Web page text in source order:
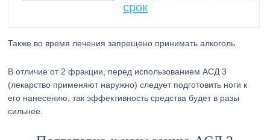
срок
Также во время лечения запрещено принимать алкоголь.
В отличие от 2 фракции, перед использованием АСД 3
(лекарство применяют наружно) следует подготовить ноги к
его нанесению, так эффективность средства будет в разы
сильнее.